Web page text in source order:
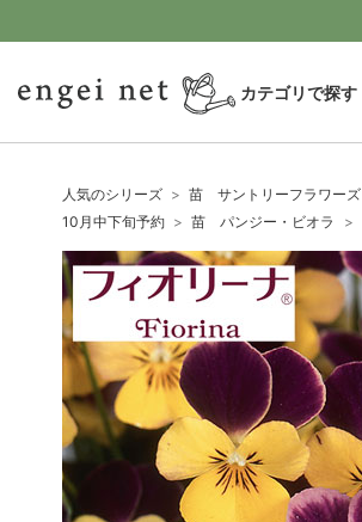
カテゴリで探す
人気のシリーズ 苗 サントリーフラワーズ
10月中下旬予約
苗 パンジー・ビオラ